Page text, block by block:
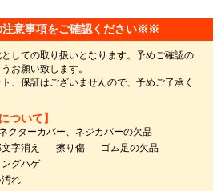
意事項をご確認ください※※
しての取り扱いとなります。予めご確認の
お願い致します。
、保証はございませんので、予めご了承く
ついて】
クターカバー、ネジカバーの欠品
字消え
擦り傷
ゴム足の欠品
グハゲ
れ